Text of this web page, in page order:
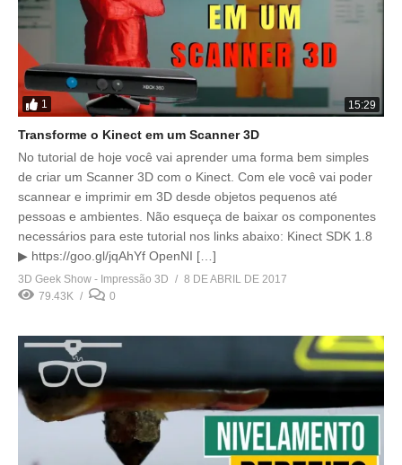
1 15:29
Transforme o Kinect em um Scanner 3D
No tutorial de hoje você vai aprender uma forma bem simples
de criar um Scanner 3D com o Kinect. Com ele você vai poder
scannear e imprimir em 3D desde objetos pequenos até
pessoas e ambientes. Não esqueça de baixar os componentes
necessários para este tutorial nos links abaixo: Kinect SDK 1.8
▶ https://goo.gl/jqAhYf OpenNI […]
3D Geek Show - Impressão 3D
8 DE ABRIL DE 2017
79.43K
0